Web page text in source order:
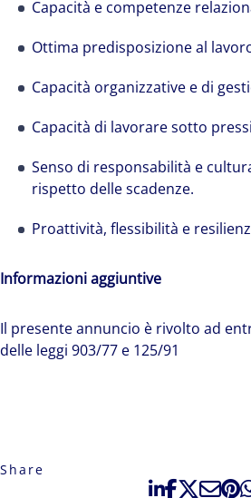
Capacità e competenze
Ottima predisposizione al
Capacità organizzative e di
Capacità di lavorare sotto
Senso di responsabilità e
rispetto delle scadenze.
Proattività, flessibilità e
Informazioni aggiuntive
Il presente annuncio è rivolto ad
delle leggi 903/77 e 125/91
Share